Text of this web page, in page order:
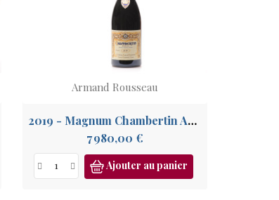
Armand Rousseau
2019 - Magnum Chambertin Armand Rousseau GC
7 980,00 €
Ajouter au panier